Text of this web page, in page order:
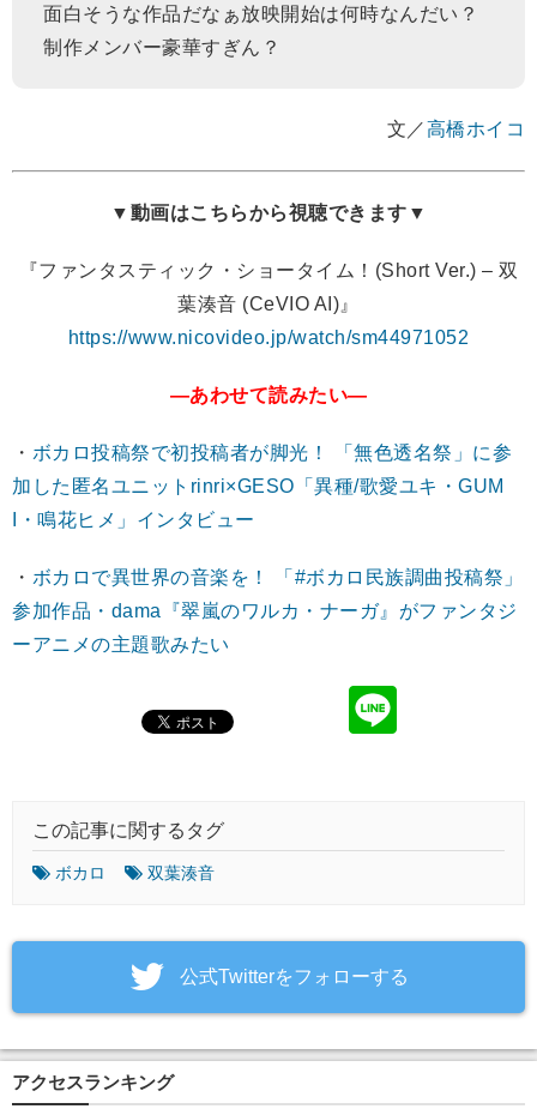
面白そうな作品だなぁ放映開始は何時なんだい？
制作メンバー豪華すぎん？
文／高橋ホイコ
▼動画はこちらから視聴できます▼
『ファンタスティック・ショータイム！(Short Ver.) – 双
葉湊音 (CeVIO AI)』
https://www.nicovideo.jp/watch/sm44971052
―あわせて読みたい―
・ ボカロ投稿祭で初投稿者が脚光！ 「無色透名祭」に参
加した匿名ユニットrinri×GESO「異種/歌愛ユキ・GUM
I・鳴花ヒメ」インタビュー
・ ボカロで異世界の音楽を！ 「#ボカロ民族調曲投稿祭」
参加作品・dama『翠嵐のワルカ・ナーガ』がファンタジ
ーアニメの主題歌みたい
この記事に関するタグ
ボカロ 双葉湊音
‎公式Twitterをフォローする
アクセスランキング